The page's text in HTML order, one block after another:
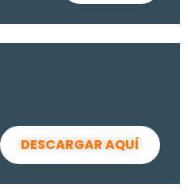
DESCARGAR AQUÍ